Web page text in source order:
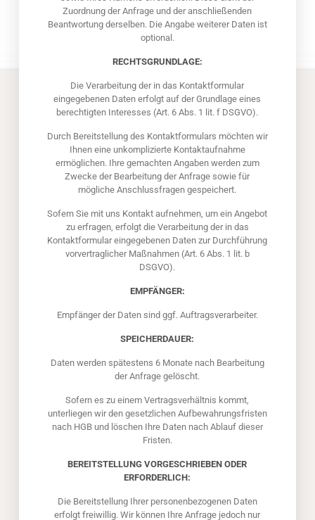
Zuordnung der Anfrage und der anschließenden
Beantwortung derselben. Die Angabe weiterer Daten ist
optional.
RECHTSGRUNDLAGE:
Die Verarbeitung der in das Kontaktformular
eingegebenen Daten erfolgt auf der Grundlage eines
berechtigten Interesses (Art. 6 Abs. 1 lit. f DSGVO).
Durch Bereitstellung des Kontaktformulars möchten wir
Ihnen eine unkomplizierte Kontaktaufnahme
ermöglichen. Ihre gemachten Angaben werden zum
Zwecke der Bearbeitung der Anfrage sowie für
mögliche Anschlussfragen gespeichert.
Sofern Sie mit uns Kontakt aufnehmen, um ein Angebot
zu erfragen, erfolgt die Verarbeitung der in das
Kontaktformular eingegebenen Daten zur Durchführung
vorvertraglicher Maßnahmen (Art. 6 Abs. 1 lit. b
DSGVO).
EMPFÄNGER:
Empfänger der Daten sind ggf. Auftragsverarbeiter.
SPEICHERDAUER:
Daten werden spätestens 6 Monate nach Bearbeitung
der Anfrage gelöscht.
Sofern es zu einem Vertragsverhältnis kommt,
unterliegen wir den gesetzlichen Aufbewahrungsfristen
nach HGB und löschen Ihre Daten nach Ablauf dieser
Fristen.
BEREITSTELLUNG VORGESCHRIEBEN ODER
ERFORDERLICH:
Die Bereitstellung Ihrer personenbezogenen Daten
erfolgt freiwillig. Wir können Ihre Anfrage jedoch nur